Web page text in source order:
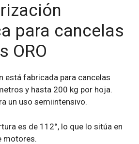
para cancelas
ORO
está fabricada para cancelas
y hasta 200 kg por hoja.
un uso semiintensivo.
es de 112°, lo que lo sitúa en
motores.